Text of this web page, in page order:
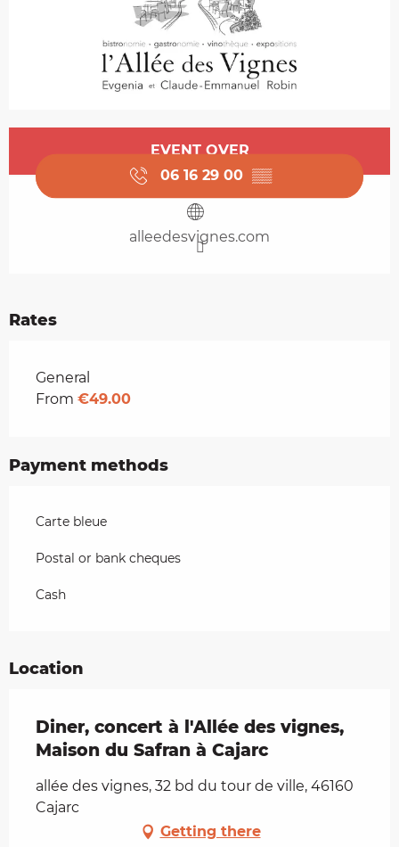
Opening hours & contact details
EVENT OVER
06 16 29 00 ▒▒
alleedesvignes.com
Rates
Rates 2026
General
From €49.00
Payment methods
Carte bleue
Postal or bank cheques
Cash
Location
Diner, concert à l'Allée des vignes,
Maison du Safran à Cajarc
allée des vignes, 32 bd du tour de ville, 46160
Cajarc
Getting there